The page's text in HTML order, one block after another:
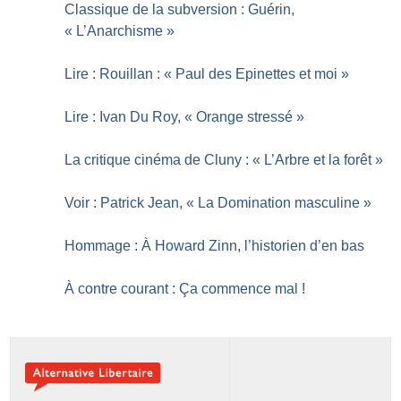
Classique de la subversion : Guérin,
« L’Anarchisme »
Lire : Rouillan : « Paul des Epinettes et moi »
Lire : Ivan Du Roy, « Orange stressé »
La critique cinéma de Cluny : « L’Arbre et la forêt »
Voir : Patrick Jean, « La Domination masculine »
Hommage : À Howard Zinn, l’historien d’en bas
À contre courant : Ça commence mal !